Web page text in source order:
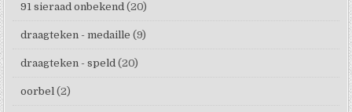
91 sieraad onbekend (20)
draagteken - medaille (9)
draagteken - speld (20)
oorbel (2)